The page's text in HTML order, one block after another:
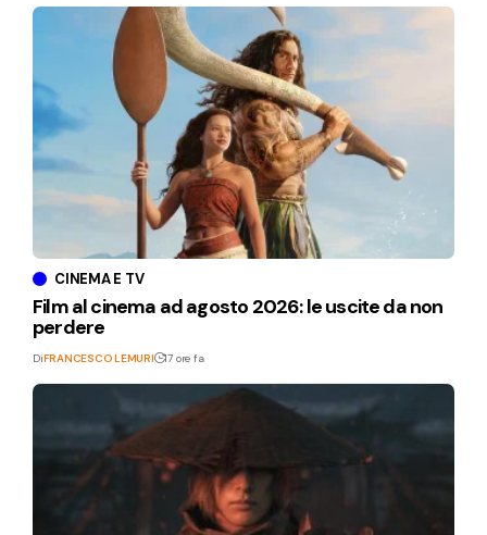
CINEMA E TV
Film al cinema ad agosto 2026: le uscite da non
perdere
DiFRANCESCO LEMURI 17 ore fa